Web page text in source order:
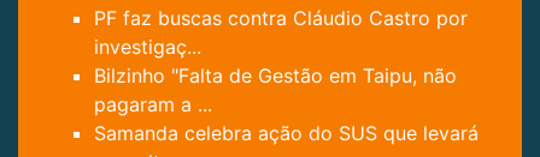
PF faz buscas contra Cláudio Castro por
investigaç...
Bilzinho "Falta de Gestão em Taipu, não
pagaram a ...
Samanda celebra ação do SUS que levará